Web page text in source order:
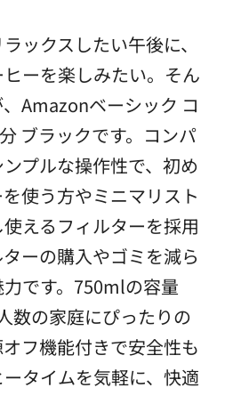
ックスしたい午後に、
ーを楽しみたい。そん
Amazonベーシック コ
ブラックです。コンパ
プルな操作性で、初め
使う方やミニマリスト
えるフィルターを採用
ーの購入やゴミを減ら
です。750mlの容量
数の家庭にぴったりの
フ機能付きで安全性も
タイムを気軽に、快適